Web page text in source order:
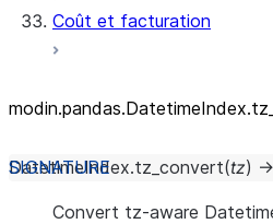
Coût et facturation
modin.pandas.DatetimeIndex.tz_
DatetimeIndex.tz_convert(tz) →
Convert tz-aware